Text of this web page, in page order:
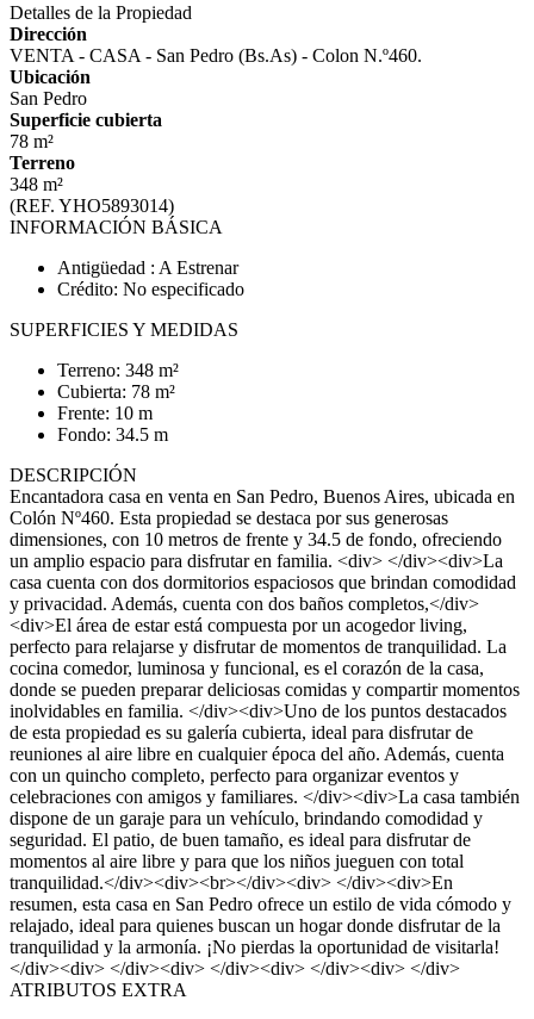
Detalles de la Propiedad
Dirección
VENTA - CASA - San Pedro (Bs.As) - Colon N.º460.
Ubicación
San Pedro
Superficie cubierta
78 m²
Terreno
348 m²
(REF. YHO5893014)
INFORMACIÓN BÁSICA
Antigüedad : A Estrenar
Crédito: No especificado
SUPERFICIES Y MEDIDAS
Terreno: 348 m²
Cubierta: 78 m²
Frente: 10 m
Fondo: 34.5 m
DESCRIPCIÓN
Encantadora casa en venta en San Pedro, Buenos Aires, ubicada en
Colón Nº460. Esta propiedad se destaca por sus generosas
dimensiones, con 10 metros de frente y 34.5 de fondo, ofreciendo
un amplio espacio para disfrutar en familia. <div> </div><div>La
casa cuenta con dos dormitorios espaciosos que brindan comodidad
y privacidad. Además, cuenta con dos baños completos,</div>
<div>El área de estar está compuesta por un acogedor living,
perfecto para relajarse y disfrutar de momentos de tranquilidad. La
cocina comedor, luminosa y funcional, es el corazón de la casa,
donde se pueden preparar deliciosas comidas y compartir momentos
inolvidables en familia. </div><div>Uno de los puntos destacados
de esta propiedad es su galería cubierta, ideal para disfrutar de
reuniones al aire libre en cualquier época del año. Además, cuenta
con un quincho completo, perfecto para organizar eventos y
celebraciones con amigos y familiares. </div><div>La casa también
dispone de un garaje para un vehículo, brindando comodidad y
seguridad. El patio, de buen tamaño, es ideal para disfrutar de
momentos al aire libre y para que los niños jueguen con total
tranquilidad.</div><div><br></div><div> </div><div>En
resumen, esta casa en San Pedro ofrece un estilo de vida cómodo y
relajado, ideal para quienes buscan un hogar donde disfrutar de la
tranquilidad y la armonía. ¡No pierdas la oportunidad de visitarla!
</div><div> </div><div> </div><div> </div><div> </div>
ATRIBUTOS EXTRA